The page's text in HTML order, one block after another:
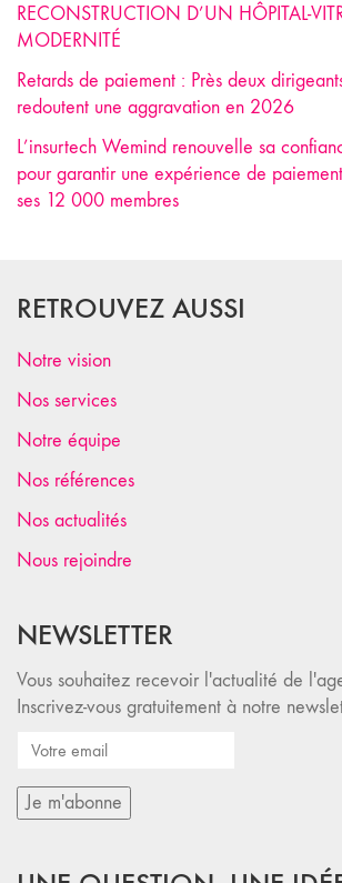
RECONSTRUCTION D’UN HÔPITAL-
MODERNITÉ
Retards de paiement : Près deux
redoutent une aggravation en 2026
L’insurtech Wemind renouvelle sa
pour garantir une expérience de
ses 12 000 membres
RETROUVEZ AUSSI
Notre vision
Nos services
Notre équipe
Nos références
Nos actualités
Nous rejoindre
NEWSLETTER
Vous souhaitez recevoir l'actualité de
Inscrivez-vous gratuitement à notre